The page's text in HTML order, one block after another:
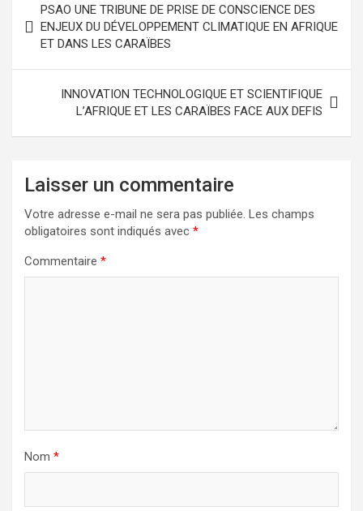
PSAO UNE TRIBUNE DE PRISE DE CONSCIENCE DES
ENJEUX DU DÉVELOPPEMENT CLIMATIQUE EN AFRIQUE
ET DANS LES CARAÏBES
INNOVATION TECHNOLOGIQUE ET SCIENTIFIQUE
L’AFRIQUE ET LES CARAÏBES FACE AUX DEFIS
Laisser un commentaire
Votre adresse e-mail ne sera pas publiée. Les champs
obligatoires sont indiqués avec *
Commentaire *
Nom *